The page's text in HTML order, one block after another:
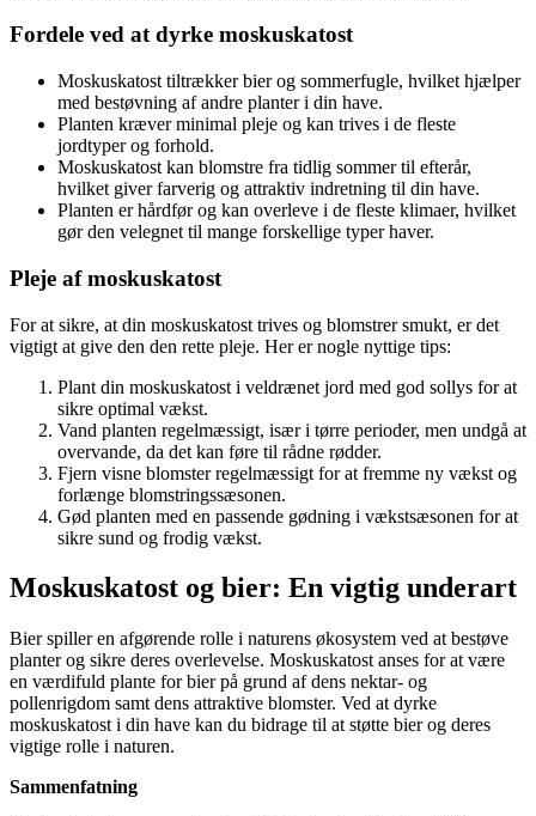
Fordele ved at dyrke moskuskatost
Moskuskatost tiltrækker bier og sommerfugle, hvilket hjælper
med bestøvning af andre planter i din have.
Planten kræver minimal pleje og kan trives i de fleste
jordtyper og forhold.
Moskuskatost kan blomstre fra tidlig sommer til efterår,
hvilket giver farverig og attraktiv indretning til din have.
Planten er hårdfør og kan overleve i de fleste klimaer, hvilket
gør den velegnet til mange forskellige typer haver.
Pleje af moskuskatost
For at sikre, at din moskuskatost trives og blomstrer smukt, er det
vigtigt at give den den rette pleje. Her er nogle nyttige tips:
Plant din moskuskatost i veldrænet jord med god sollys for at
sikre optimal vækst.
Vand planten regelmæssigt, især i tørre perioder, men undgå at
overvande, da det kan føre til rådne rødder.
Fjern visne blomster regelmæssigt for at fremme ny vækst og
forlænge blomstringssæsonen.
Gød planten med en passende gødning i vækstsæsonen for at
sikre sund og frodig vækst.
Moskuskatost og bier: En vigtig underart
Bier spiller en afgørende rolle i naturens økosystem ved at bestøve
planter og sikre deres overlevelse. Moskuskatost anses for at være
en værdifuld plante for bier på grund af dens nektar- og
pollenrigdom samt dens attraktive blomster. Ved at dyrke
moskuskatost i din have kan du bidrage til at støtte bier og deres
vigtige rolle i naturen.
Sammenfatning